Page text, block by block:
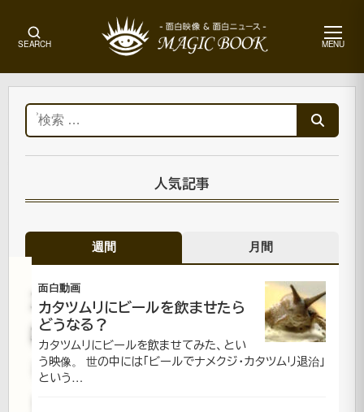
SEARCH MENU
メ
ュ
ー
ー
ト|面
水
槽
を
検
索:
人気記事
週間 月間
面白動画
カタツムリにビールを飲ませたら
どうなる？
カタツムリにビールを飲ませてみた、とい
う映像。 世の中には「ビールでナメクジ・カタツムリ退治」
という…